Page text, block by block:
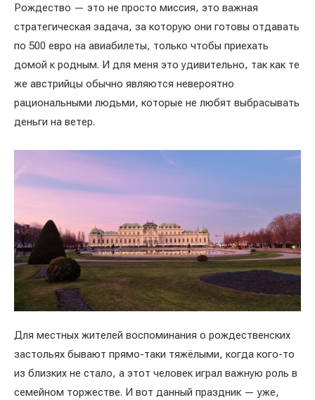
Рождество — это не просто миссия, это важная
стратегическая задача, за которую они готовы отдавать
по 500 евро на авиабилеты, только чтобы приехать
домой к родным. И для меня это удивительно, так как те
же австрийцы обычно являются невероятно
рациональными людьми, которые не любят выбрасывать
деньги на ветер.
Для местных жителей воспоминания о рождественских
застольях бывают прямо-таки тяжёлыми, когда кого-то
из близких не стало, а этот человек играл важную роль в
семейном торжестве. И вот данный праздник — уже,